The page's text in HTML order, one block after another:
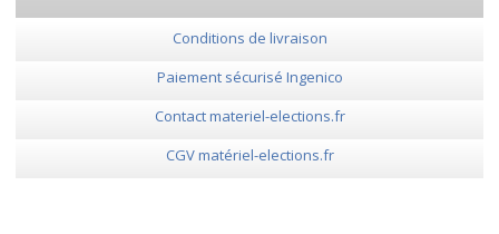
Conditions de livraison
Paiement sécurisé Ingenico
Contact materiel-elections.fr
CGV matériel-elections.fr